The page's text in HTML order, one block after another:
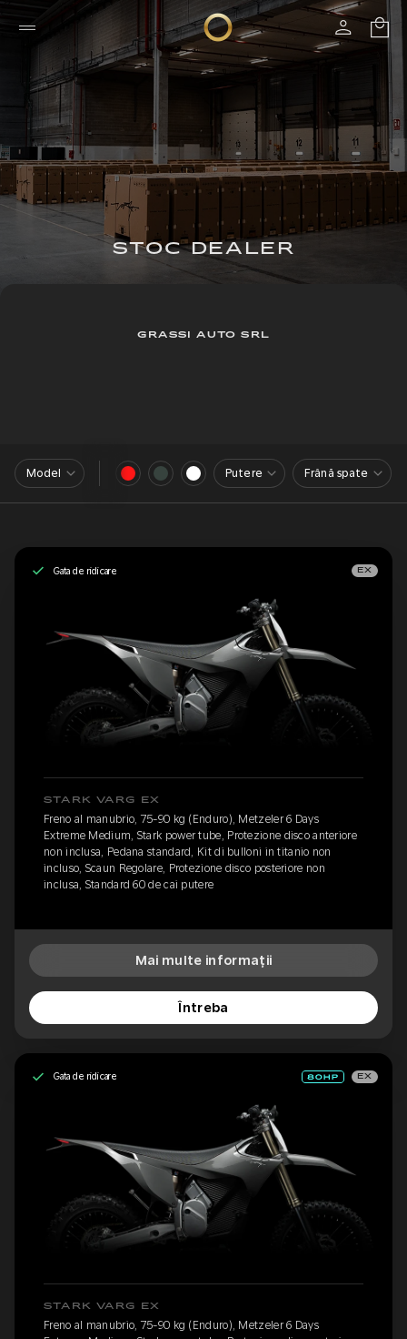
STOC DEALER
GRASSI AUTO SRL
Model Putere Frână spate
Gata de ridicare EX
STARK VARG EX
Freno al manubrio, 75-90 kg (Enduro), Metzeler 6 Days
Extreme Medium, Stark power tube, Protezione disco anteriore
non inclusa, Pedana standard, Kit di bulloni in titanio non
incluso, Scaun Regolare, Protezione disco posteriore non
inclusa, Standard 60 de cai putere
Mai multe informații
Întreba
Gata de ridicare EX
STARK VARG EX
Freno al manubrio, 75-90 kg (Enduro), Metzeler 6 Days